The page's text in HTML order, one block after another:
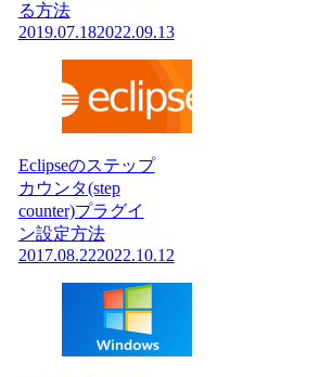
る方法
2019.07.182022.09.13
Eclipseのステップ
カウンタ(step
counter)プラグイ
ン設定方法
2017.08.222022.10.12